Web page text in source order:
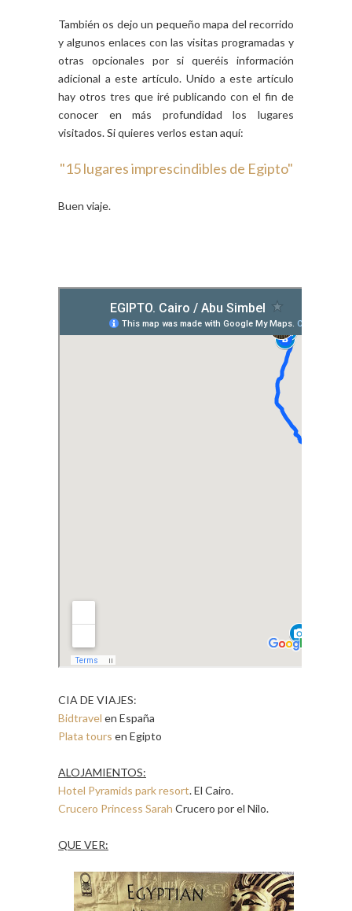
También os dejo un pequeño mapa del recorrido
y algunos enlaces con las visitas programadas y
otras opcionales por si queréis información
adicional a este artículo. Unido a este artículo
hay otros tres que iré publicando con el fin de
conocer en más profundidad los lugares
visitados. Si quieres verlos estan aquí:
"15 lugares imprescindibles de Egipto"
Buen viaje.
CIA DE VIAJES:
Bidtravel en España
Plata tours en Egipto
ALOJAMIENTOS:
Hotel Pyramids park resort. El Cairo.
Crucero Princess Sarah Crucero por el Nilo.
QUE VER: